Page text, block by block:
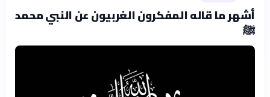
أشهر ما قاله المفكرون الغربيون عن النبي محمد
ﷺ